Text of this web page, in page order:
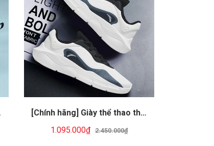
[Chính hãng] Giày thể thao thời
1.095.000₫ 2.450.000₫